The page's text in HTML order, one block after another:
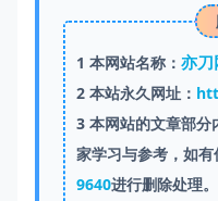
1 本网站名称： 亦刀
2本站永久网址：
3本网站的文章部分
家学习与参考，如
9640进行删除处理。